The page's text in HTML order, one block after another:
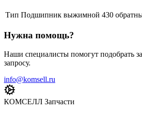
Тип Подшипник выжимной 430
Нужна помощь?
Наши специалисты помогут подобрать
запросу.
info@komsell.ru
КОМСЕЛЛ Запчасти